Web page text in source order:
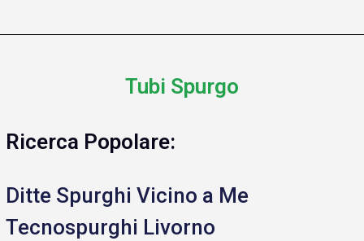
Tubi Spurgo
Ricerca Popolare:
Ditte Spurghi Vicino a Me
Tecnospurghi Livorno